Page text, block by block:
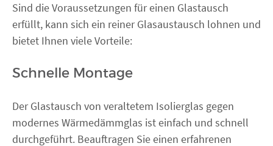
Sind die Voraussetzungen für einen Glastausch
erfüllt, kann sich ein reiner Glasaustausch lohnen und
bietet Ihnen viele Vorteile:
Schnelle Montage
Der Glastausch von veraltetem Isolierglas gegen
modernes Wärmedämmglas ist einfach und schnell
durchgeführt. Beauftragen Sie einen erfahrenen